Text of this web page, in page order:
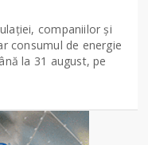
companiilor și
consumul de energie
la 31 august, pe